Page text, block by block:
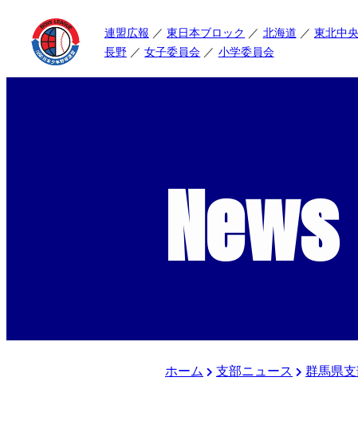
連盟広報 東日本ブロック 北海道 東北中央
長野
女子委員会 小学委員会
News
ホーム 支部ニュース 群馬県